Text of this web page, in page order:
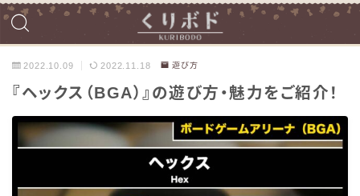
2022.10.09 2022.11.18 遊び方
『ヘックス（BGA）』の遊び方・魅力をご紹介！